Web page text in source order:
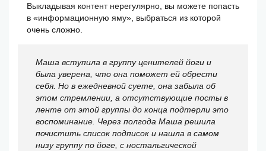
Выкладывая контент нерегулярно, вы можете попасть
в «информационную яму», выбраться из которой
очень сложно.
Маша вступила в группу ценителей йоги и
была уверена, что она поможет ей обрести
себя. Но в ежедневной суете, она забыла об
этом стремлении, а отсутствующие посты в
ленте от этой группы до конца подтерли это
воспоминание. Через полгода Маша решила
почистить список подписок и нашла в самом
низу группу по йоге, с ностальгической